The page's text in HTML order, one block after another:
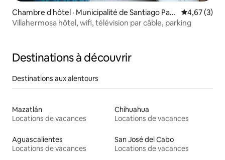
Chambre d'hôtel · Municipalité de Santiago Pap
asquiaro
Note
4,67 (3)
Villahermosa hôtel, wifi, télévision par câble, parking
Destinations à découvrir
Destinations aux alentours
Mazatlán
Locations de vacances
Chihuahua
Locations de vacances
Aguascalientes
Locations de vacances
San José del Cabo
Locations de vacances